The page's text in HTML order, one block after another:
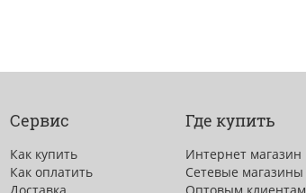
Сервис
Как купить
Как оплатить
Где купить
Интернет магазин
Сетевые магазины